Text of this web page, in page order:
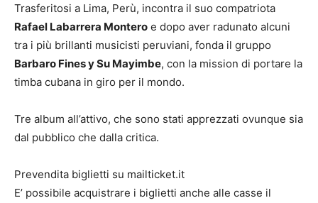
Trasferitosi a Lima, Perù, incontra il suo compatriota
Rafael Labarrera Montero e dopo aver radunato alcuni
tra i più brillanti musicisti peruviani, fonda il gruppo
Barbaro Fines y Su Mayimbe, con la mission di portare la
timba cubana in giro per il mondo.
Tre album all’attivo, che sono stati apprezzati ovunque sia
dal pubblico che dalla critica.
Prevendita biglietti su mailticket.it
E’ possibile acquistrare i biglietti anche alle casse il